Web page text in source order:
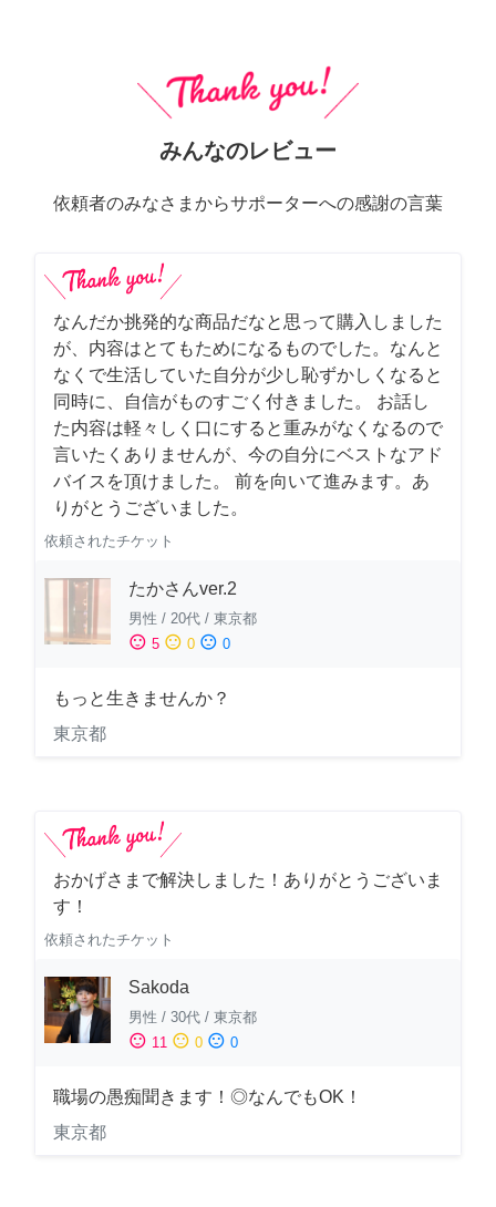
みんなのレビュー
依頼者のみなさまからサポーターへの感謝の言葉
なんだか挑発的な商品だなと思って購入しました
が、内容はとてもためになるものでした。なんと
なくで生活していた自分が少し恥ずかしくなると
同時に、自信がものすごく付きました。 お話し
た内容は軽々しく口にすると重みがなくなるので
言いたくありませんが、今の自分にベストなアド
バイスを頂けました。 前を向いて進みます。あ
りがとうございました。
依頼されたチケット
たかさんver.2
男性 / 20代 / 東京都
sentiment_satisfied 5 sentiment_neutral 0 sentiment_dissatisfied 0
もっと生きませんか？
東京都
おかげさまで解決しました！ありがとうございま
す！
依頼されたチケット
Sakoda
男性 / 30代 / 東京都
sentiment_satisfied 11 sentiment_neutral 0 sentiment_dissatisfied 0
職場の愚痴聞きます！◎なんでもOK！
東京都